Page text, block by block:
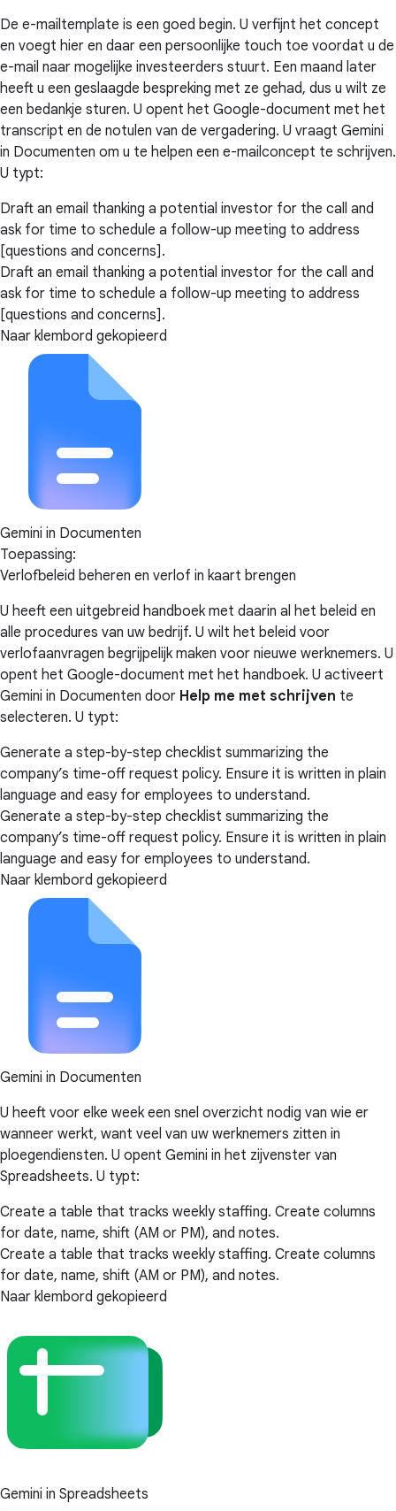
De e-mailtemplate is een goed begin. U verfijnt het concept
en voegt hier en daar een persoonlijke touch toe voordat u de
e-mail naar mogelijke investeerders stuurt. Een maand later
heeft u een geslaagde bespreking met ze gehad, dus u wilt ze
een bedankje sturen. U opent het Google-document met het
transcript en de notulen van de vergadering. U vraagt Gemini
in Documenten om u te helpen een e-mailconcept te schrijven.
U typt:
Draft an email thanking a potential investor for the call and
ask for time to schedule a follow-up meeting to address
[questions and concerns].
Draft an email thanking a potential investor for the call and
ask for time to schedule a follow-up meeting to address
[questions and concerns].
Naar klembord gekopieerd
Gemini in Documenten
Toepassing:
Verlofbeleid beheren en verlof in kaart brengen
U heeft een uitgebreid handboek met daarin al het beleid en
alle procedures van uw bedrijf. U wilt het beleid voor
verlofaanvragen begrijpelijk maken voor nieuwe werknemers. U
opent het Google-document met het handboek. U activeert
Gemini in Documenten door Help me met schrijven te
selecteren. U typt:
Generate a step-by-step checklist summarizing the
company’s time-off request policy. Ensure it is written in plain
language and easy for employees to understand.
Generate a step-by-step checklist summarizing the
company’s time-off request policy. Ensure it is written in plain
language and easy for employees to understand.
Naar klembord gekopieerd
Gemini in Documenten
U heeft voor elke week een snel overzicht nodig van wie er
wanneer werkt, want veel van uw werknemers zitten in
ploegendiensten. U opent Gemini in het zijvenster van
Spreadsheets. U typt:
Create a table that tracks weekly staffing. Create columns
for date, name, shift (AM or PM), and notes.
Create a table that tracks weekly staffing. Create columns
for date, name, shift (AM or PM), and notes.
Naar klembord gekopieerd
Gemini in Spreadsheets